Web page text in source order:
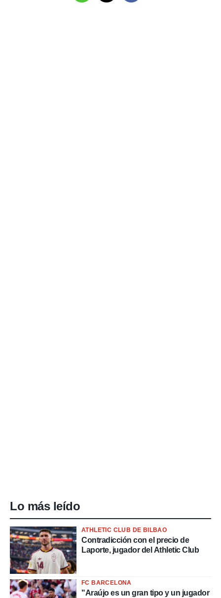
Lo más leído
ATHLETIC CLUB DE BILBAO
Contradicción con el precio de
Laporte, jugador del Athletic Club
FC BARCELONA
"Araújo es un gran tipo y un jugador